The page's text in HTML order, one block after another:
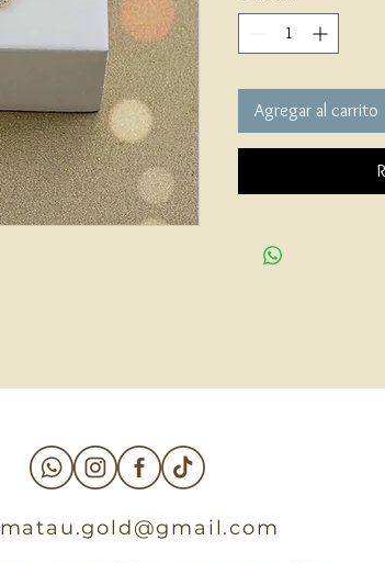
Agregar al carrito
matau.gold@gmail.com